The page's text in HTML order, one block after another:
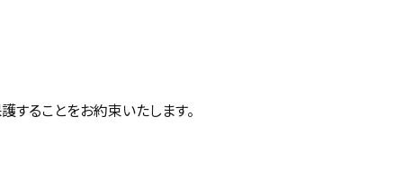
することをお約束いたします。